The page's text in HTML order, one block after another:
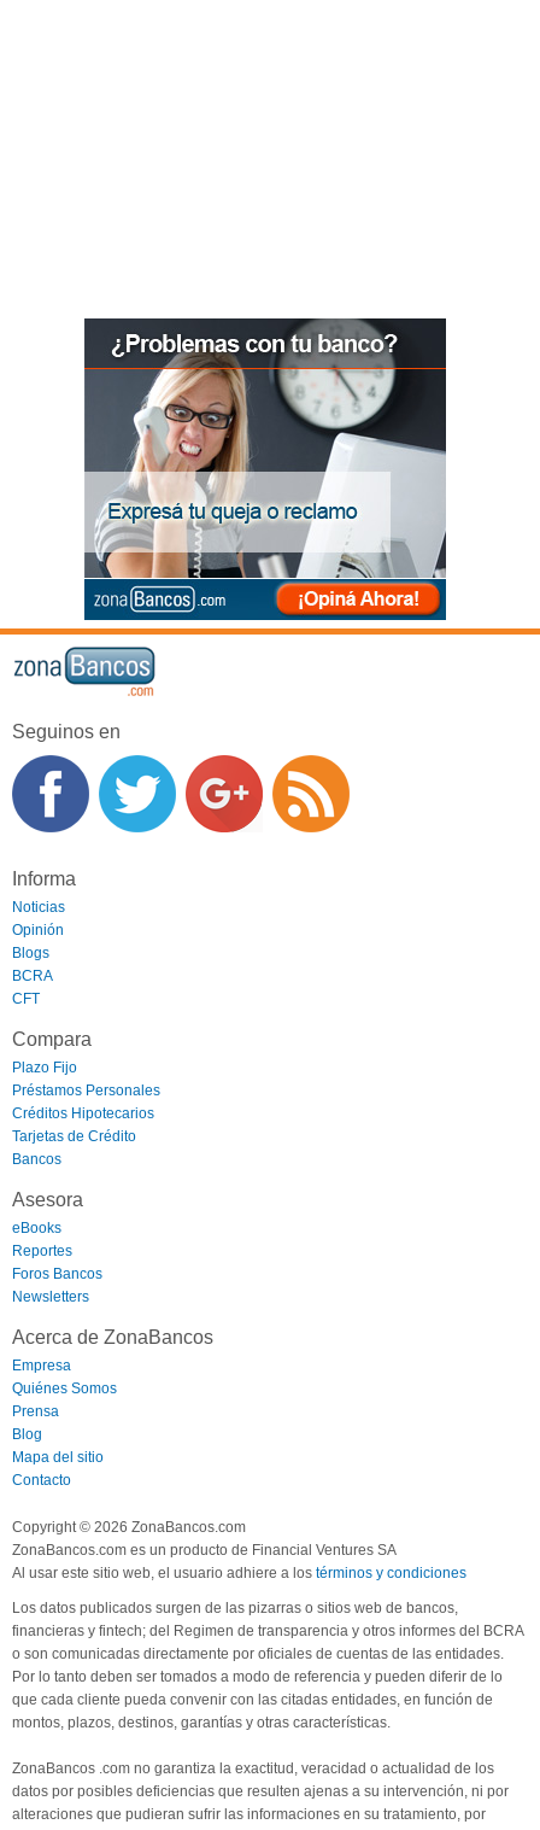
Seguinos en
Informa
Noticias
Opinión
Blogs
BCRA
CFT
Compara
Plazo Fijo
Préstamos Personales
Créditos Hipotecarios
Tarjetas de Crédito
Bancos
Asesora
eBooks
Reportes
Foros Bancos
Newsletters
Acerca de ZonaBancos
Empresa
Quiénes Somos
Prensa
Blog
Mapa del sitio
Contacto
Copyright © 2026 ZonaBancos.com
ZonaBancos.com es un producto de Financial Ventures SA
Al usar este sitio web, el usuario adhiere a los términos y condiciones
Los datos publicados surgen de las pizarras o sitios web de bancos,
financieras y fintech; del Regimen de transparencia y otros informes del BCRA
o son comunicadas directamente por oficiales de cuentas de las entidades.
Por lo tanto deben ser tomados a modo de referencia y pueden diferir de lo
que cada cliente pueda convenir con las citadas entidades, en función de
montos, plazos, destinos, garantías y otras características.
ZonaBancos .com no garantiza la exactitud, veracidad o actualidad de los
datos por posibles deficiencias que resulten ajenas a su intervención, ni por
alteraciones que pudieran sufrir las informaciones en su tratamiento, por